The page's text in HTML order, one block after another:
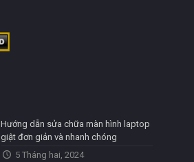
Hướng dẫn sửa chữa màn hình laptop
giật đơn giản và nhanh chóng
5 Tháng hai, 2024